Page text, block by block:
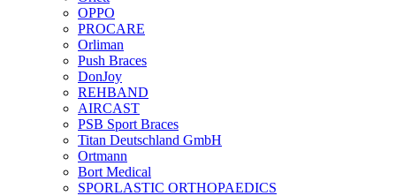
OPPO
PROCARE
Orliman
Push Braces
DonJoy
REHBAND
AIRCAST
PSB Sport Braces
Titan Deutschland GmbH
Ortmann
Bort Medical
SPORLASTIC ORTHOPAEDICS